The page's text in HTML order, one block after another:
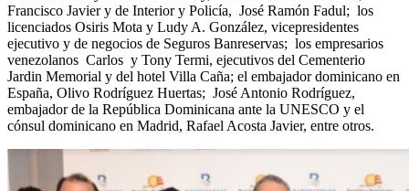
Francisco Javier y de Interior y Policía, José Ramón Fadul; los
licenciados Osiris Mota y Ludy A. González, vicepresidentes
ejecutivo y de negocios de Seguros Banreservas; los empresarios
venezolanos Carlos y Tony Termi, ejecutivos del Cementerio
Jardin Memorial y del hotel Villa Caña; el embajador dominicano en
España, Olivo Rodríguez Huertas; José Antonio Rodríguez,
embajador de la República Dominicana ante la UNESCO y el
cónsul dominicano en Madrid, Rafael Acosta Javier, entre otros.